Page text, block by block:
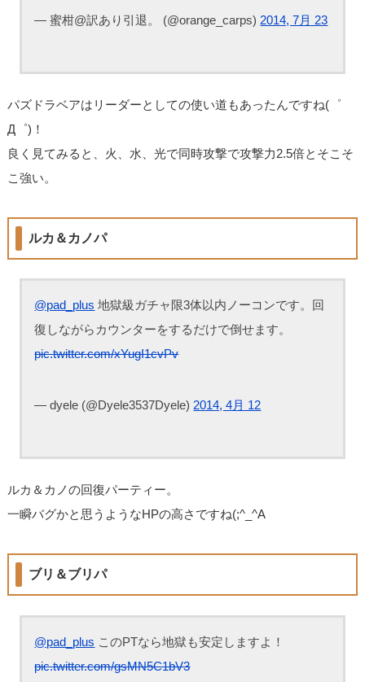
— 蜜柑@訳あり引退。 (@orange_carps) 2014, 7月 23
パズドラベアはリーダーとしての使い道もあったんですね(゜
Д゜)！
良く見てみると、火、水、光で同時攻撃で攻撃力2.5倍とそこそ
こ強い。
ルカ＆カノパ
@pad_plus 地獄級ガチャ限3体以内ノーコンです。回
復しながらカウンターをするだけで倒せます。
pic.twitter.com/xYugI1cvPv
— dyele (@Dyele3537Dyele) 2014, 4月 12
ルカ＆カノの回復パーティー。
一瞬バグかと思うようなHPの高さですね(;^_^A
ブリ＆ブリパ
@pad_plus このPTなら地獄も安定しますよ！
pic.twitter.com/gsMN5C1bV3